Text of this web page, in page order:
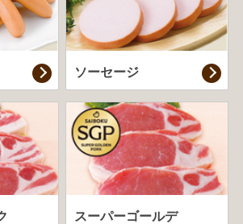
ソーセージ
スーパーゴールデ